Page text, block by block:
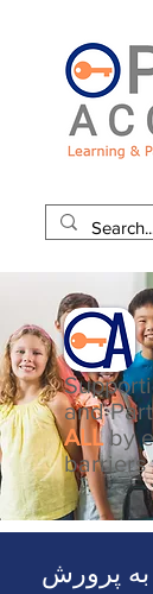
and
ALL by
barriers
به پرورش